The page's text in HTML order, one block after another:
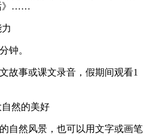
》……
钟。
事或课文录音，假期间观看1
然的美好
然风景，也可以用文字或画笔